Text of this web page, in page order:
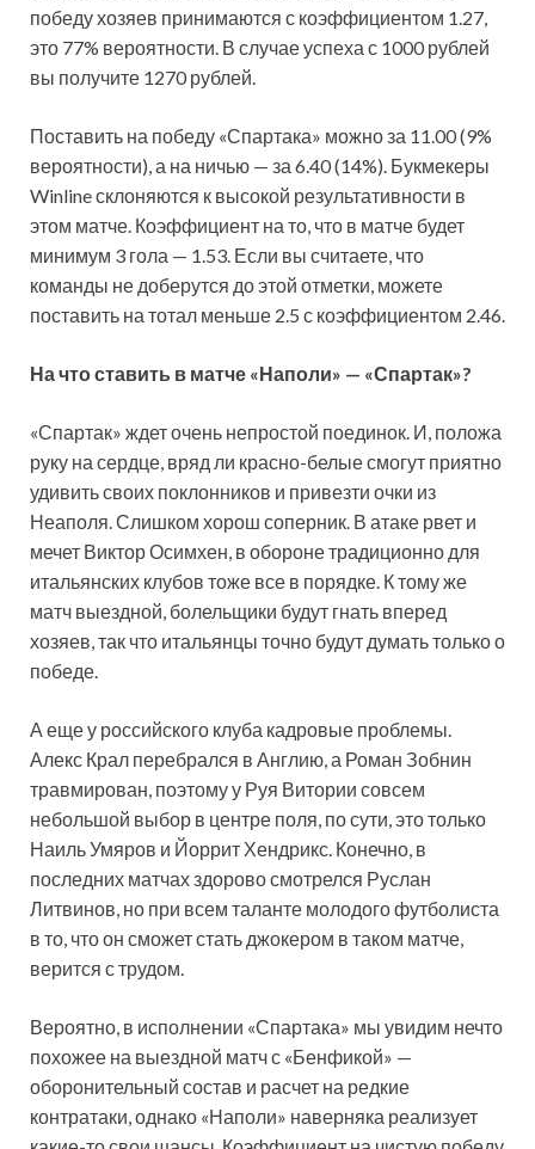
победу хозяев принимаются с коэффициентом 1.27,
это 77% вероятности. В случае успеха с 1000 рублей
вы получите 1270 рублей.
Поставить на победу «Спартака» можно за 11.00 (9%
вероятности), а на ничью — за 6.40 (14%). Букмекеры
Winline склоняются к высокой результативности в
этом матче. Коэффициент на то, что в матче будет
минимум 3 гола — 1.53. Если вы считаете, что
команды не доберутся до этой отметки, можете
поставить на тотал меньше 2.5 с коэффициентом 2.46.
На что ставить в матче «Наполи» — «Спартак»?
«Спартак» ждет очень непростой поединок. И, положа
руку на сердце, вряд ли красно-белые смогут приятно
удивить своих поклонников и привезти очки из
Неаполя. Слишком хорош соперник. В атаке рвет и
мечет Виктор Осимхен, в обороне традиционно для
итальянских клубов тоже все в порядке. К тому же
матч выездной, болельщики будут гнать вперед
хозяев, так что итальянцы точно будут думать только о
победе.
А еще у российского клуба кадровые проблемы.
Алекс Крал перебрался в Англию, а Роман Зобнин
травмирован, поэтому у Руя Витории совсем
небольшой выбор в центре поля, по сути, это только
Наиль Умяров и Йоррит Хендрикс. Конечно, в
последних матчах здорово смотрелся Руслан
Литвинов, но при всем таланте молодого футболиста
в то, что он сможет стать джокером в таком матче,
верится с трудом.
Вероятно, в исполнении «Спартака» мы увидим нечто
похожее на выездной матч с «Бенфикой» —
оборонительный состав и расчет на редкие
контратаки, однако «Наполи» наверняка реализует